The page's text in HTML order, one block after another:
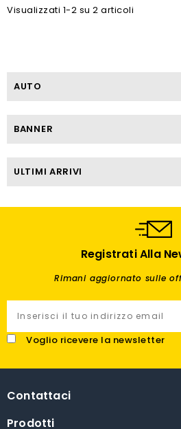
Visualizzati 1-2 su 2 articoli
AUTO
BANNER
ULTIMI ARRIVI
Registrati Alla
Rimani aggiornato sulle
Voglio ricevere la newsletter
Contattaci
Prodotti